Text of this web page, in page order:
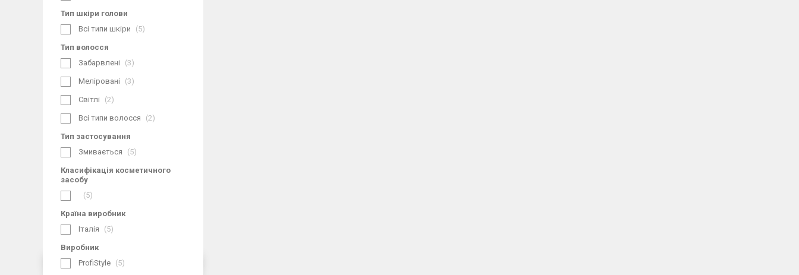
Тип шкіри голови
Всі типи шкіри
5
Тип волосся
Забарвлені
3
Меліровані 3
Світлі 2
Всі типи волосся 2
Тип застосування
Змивається
5
Класифікація косметичного
засобу
5
Країна виробник
Італія
5
Виробник
ProfiStyle
5